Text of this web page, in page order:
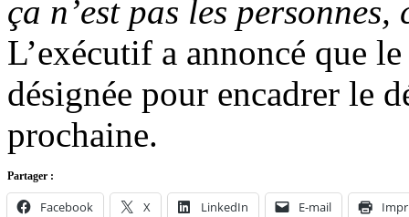
ça n’est pas les
L’exécutif a annoncé que
désignée pour encadrer le
prochaine.
Partager :
Facebook X LinkedIn E-mail